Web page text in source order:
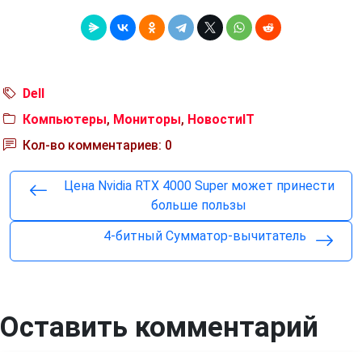
Dell
Компьютеры, Мониторы, НовостиIT
Кол-во комментариев: 0
Цена Nvidia RTX 4000 Super может принести
больше пользы
4-битный Сумматор-вычитатель
Оставить комментарий